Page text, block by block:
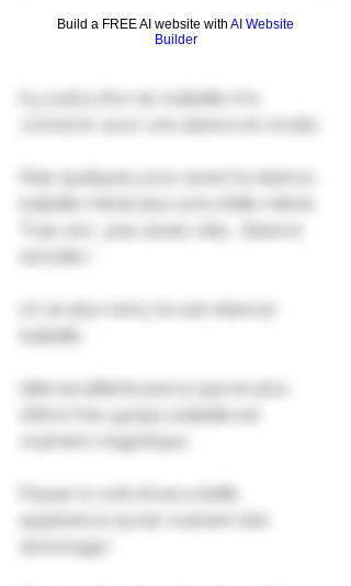
Build a FREE AI website with AI Website
Builder
Il y a plus d'un an, Isabelle m'a
contacté  pour une séance en studio.
Mais quelques jours avant la séance...
Isabelle n'était plus sûre d'elle-même.
Trop ceci , pas assez cela... Séance
annulée !
Un an plus tard, j'ai osé relancer
Isabelle.
Idée excellente parce que en plus
d'être très sympa, Isabelle est
vraiment magnifique.
Passer à coté d'une si belle
expérience aurait vraiment été
dommage !